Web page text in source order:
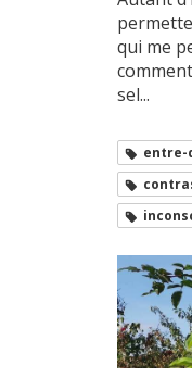
qui me
sel...
entre-